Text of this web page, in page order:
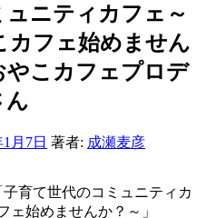
ュニティカフェ～
カフェ始めません
やこカフェプロデ
ん
月7日 著者: 成瀬麦彦
育て世代のコミュニティカ
ェ始めませんか？～」